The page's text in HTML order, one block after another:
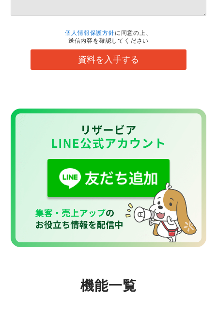
個人情報保護方針に同意の上、
送信内容を確認してください
資料を入手する
機能一覧